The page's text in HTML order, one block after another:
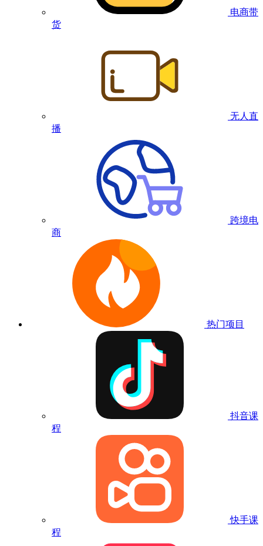
电商带
货
无人直
播
跨境电
商
热门项目
抖音课
程
快手课
程